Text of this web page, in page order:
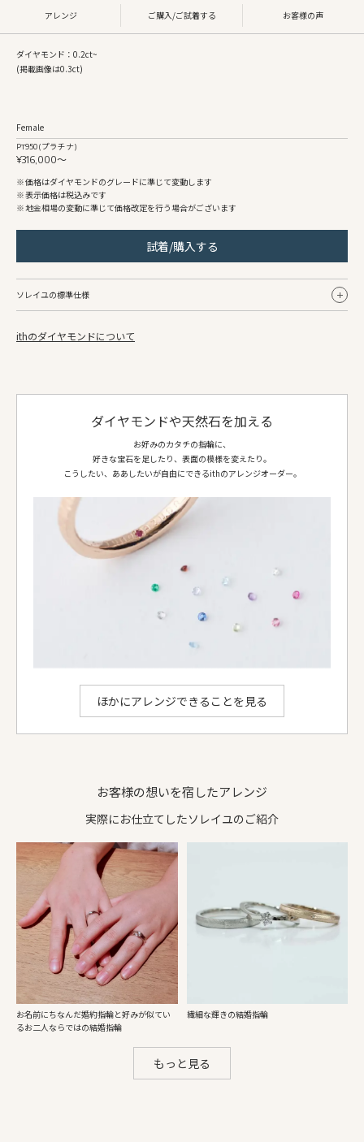
アレンジ ご購入/ご試着する お客様の声
ダイヤモンド：0.2ct~
(掲載画像は0.3ct)
Female
Pt950 (プラチナ)
¥316,000〜
価格はダイヤモンドのグレードに準じて変動します
表示価格は税込みです
地金相場の変動に準じて価格改定を行う場合がございます
試着/購入する
ソレイユの標準仕様
Female
鏡面
ダイヤモンド 4.3mm 1個
お選びいただける地金：
K18イエローゴールド、K18ピンクゴールド
K18ホワイトゴールド
ithのアレンジでできること
ithのダイヤモンドについて
ダイヤモンドや天然石を加える
お好みのカタチの指輪に、
好きな宝石を足したり、表面の模様を変えたり。
こうしたい、ああしたいが自由にできるithのアレンジオーダー。
ほかにアレンジできることを見る
お客様の想いを宿したアレンジ
実際にお仕立てしたソレイユのご紹介
お名前にちなんだ婚約指輪と好みが似てい
るお二人ならではの結婚指輪
繊細な輝きの結婚指輪
もっと見る